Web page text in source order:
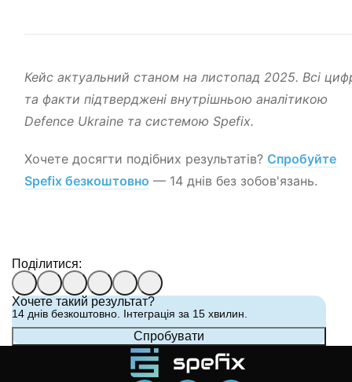
Кейс актуальний станом на листопад 2025. Всі
та факти підтверджені внутрішньою аналітикою
Defence Ukraine та системою Spefix.
Хочете досягти подібних результатів? Спробуйте
Spefix безкоштовно — 14 днів без зобов'язань.
Поділитися:
Хочете такий результат?
14 днів безкоштовно. Інтеграція за 15 хвилин.
Cпробувати